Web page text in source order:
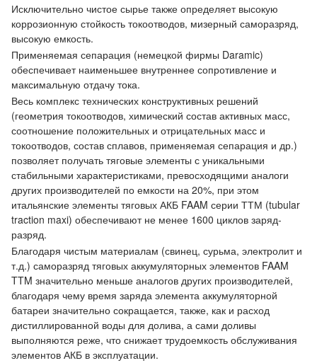
Исключительно чистое сырье также определяет высокую
коррозионную стойкость токоотводов, мизерный саморазряд,
высокую емкость.
Применяемая сепарация (немецкой фирмы Daramic)
обеспечивает наименьшее внутреннее сопротивление и
максимальную отдачу тока.
Весь комплекс технических конструктивных решений
(геометрия токоотводов, химический состав активных масс,
соотношение положительных и отрицательных масс и
токоотводов, состав сплавов, применяемая сепарация и др.)
позволяет получать тяговые элементы с уникальными
стабильными характеристиками, превосходящими аналоги
других производителей по емкости на 20%, при этом
итальянские элементы тяговых АКБ FAAM серии ТТМ (tubular
traction maxi) обеспечивают не менее 1600 циклов заряд-
разряд.
Благодаря чистым материалам (свинец, сурьма, электролит и
т.д.) саморазряд тяговых аккумуляторных элементов FAAM
TTM значительно меньше аналогов других производителей,
благодаря чему время заряда элемента аккумуляторной
батареи значительно сокращается, также, как и расход
дистиллированной воды для долива, а сами доливы
выполняются реже, что снижает трудоемкость обслуживания
элементов АКБ в эксплуатации.